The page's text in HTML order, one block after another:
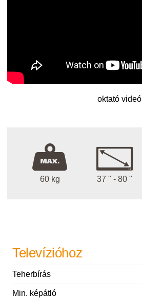
oktató videó
60 kg 37 " - 80 "
Televízióhoz
Teherbírás
Min. képátló